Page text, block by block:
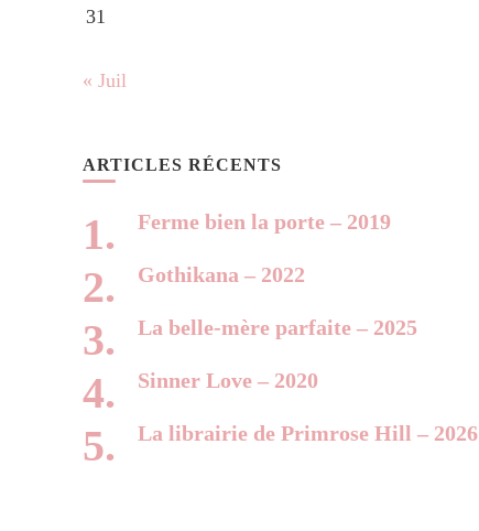
31
« Juil
ARTICLES RÉCENTS
Ferme bien la porte – 2019
Gothikana – 2022
La belle-mère parfaite – 2025
Sinner Love – 2020
La librairie de Primrose Hill – 2026